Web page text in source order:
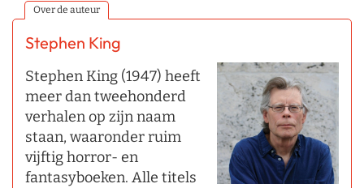
Over de auteur
Stephen King
Stephen King (1947) heeft
meer dan tweehonderd
verhalen op zijn naam
staan, waaronder ruim
vijftig horror- en
fantasyboeken. Alle titels